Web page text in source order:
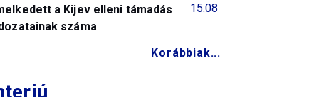
15:08
a Kijev elleni támadás
száma
Korábbiak...